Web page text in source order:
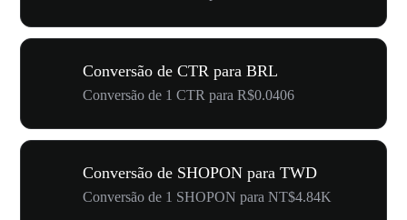
Conversão de CTR para BRL
Conversão de 1 CTR para R$0.0406
Conversão de SHOPON para TWD
Conversão de 1 SHOPON para NT$4.84K